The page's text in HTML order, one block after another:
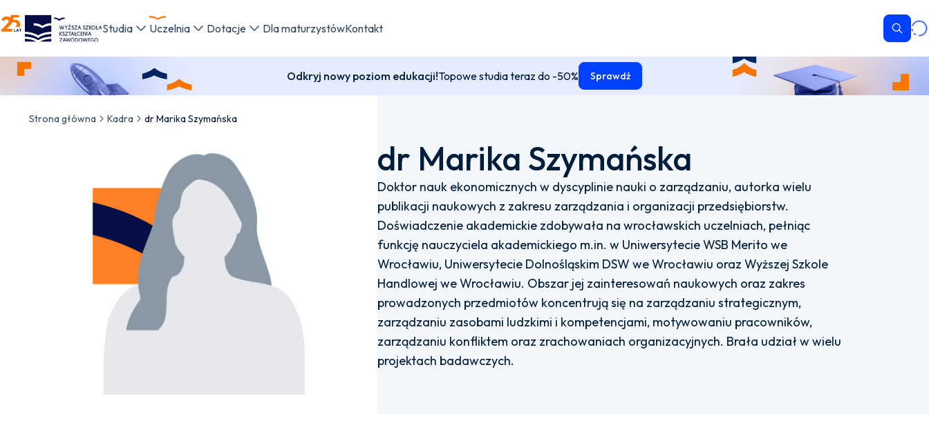
WSKZ - strona główna
Studia Uczelnia Dotacje Dla maturzystówKontakt
Odkryj nowy poziom edukacji!Topowe studia teraz do -50% Sprawdź
Strona główna Kadra dr Marika Szymańska
dr Marika Szymańska
Doktor nauk ekonomicznych w dyscyplinie nauki o zarządzaniu, autorka wielu
publikacji naukowych z zakresu zarządzania i organizacji przedsiębiorstw.
Doświadczenie akademickie zdobywała na wrocławskich uczelniach, pełniąc
funkcję nauczyciela akademickiego m.in. w Uniwersytecie WSB Merito we
Wrocławiu, Uniwersytecie Dolnośląskim DSW we Wrocławiu oraz Wyższej Szkole
Handlowej we Wrocławiu. Obszar jej zainteresowań naukowych oraz zakres
prowadzonych przedmiotów koncentrują się na zarządzaniu strategicznym,
zarządzaniu zasobami ludzkimi i kompetencjami, motywowaniu pracowników,
zarządzaniu konfliktem oraz zrachowaniach organizacyjnych. Brała udział w wielu
projektach badawczych.